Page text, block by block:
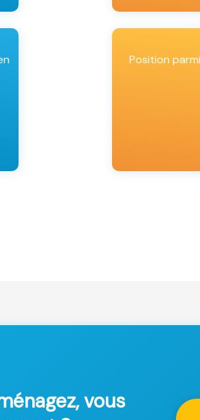
Position
vous